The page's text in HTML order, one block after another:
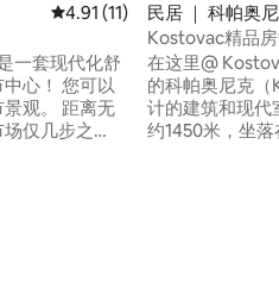
价
平均评分 4.91 分（满分 5 分
4.91 (11)
一套现代化舒
心！ 您可以
观。 距离无
仅几步之
民居 ｜ 科帕奥
Kostovac精品
在这里@
的科帕奥尼克
计的建筑和现代
约1450米，坐